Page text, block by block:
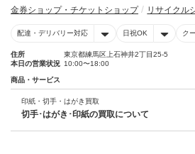
金券ショップ・チケットショップ リサイクル
配達・デリバリー対応 日祝OK ク
住所
東京都練馬区上石神井2丁目25-5
本日の営業状況 10:00〜18:00
商品・サービス
印紙・切手・はがき買取
切手･はがき･印紙の買取について